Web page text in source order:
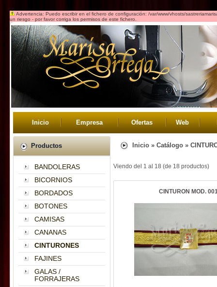
Advertencia: Puedo escribir en el fichero de configuración: /var/www/vhosts/
un riesgo - por favor corriga los permisos de este fichero.
Inicio Empresa Ofertas Web
Productos
BANDOLERAS
BICORNIOS
BORDADOS
BOTONES
CAMISAS
CANANAS
CINTURONES
FAJINES
GALAS /
FORRAJERAS
Inicio » Catálogo »
Viendo del 1 al 18 (de 18 productos)
CINTURON MOD.